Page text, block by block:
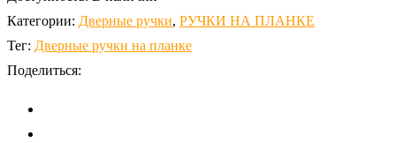
Категории: Дверные ручки, РУЧКИ НА ПЛАНКЕ
Тег: Дверные ручки на планке
Поделиться: